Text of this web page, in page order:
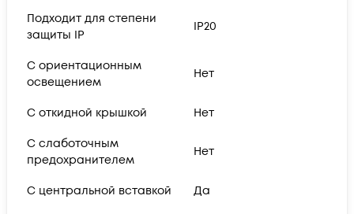
Подходит для степени
защиты IP
IP20
С ориентационным
освещением
Нет
С откидной крышкой Нет
С слаботочным
предохранителем
Нет
С центральной вставкой Да